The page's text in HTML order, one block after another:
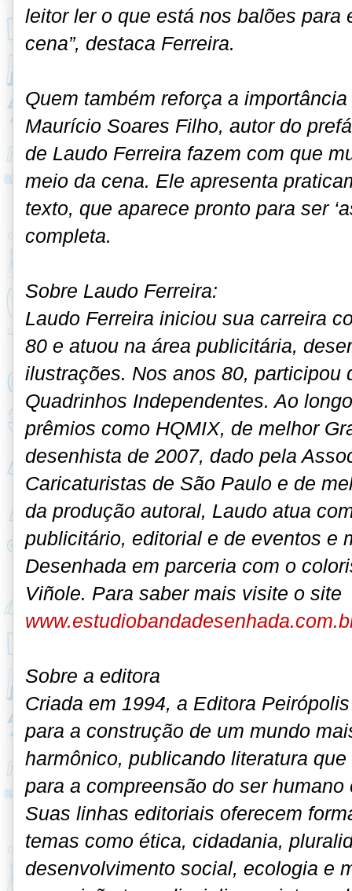
leitor ler o que está nos balões para
cena”, destaca Ferreira.
Quem também reforça a
Maurício Soares Filho, autor do
de Laudo Ferreira fazem com que
meio da cena. Ele apresenta
texto, que aparece pronto para ser
completa.
Sobre Laudo Ferreira:
Laudo Ferreira iniciou sua carreira
80 e atuou na área publicitária,
ilustrações. Nos anos 80, participou
Quadrinhos Independentes. Ao
prêmios como HQMIX, de melhor
desenhista de 2007, dado pela
Caricaturistas de São Paulo e de
da produção autoral, Laudo atua
publicitário, editorial e de eventos e
Desenhada em parceria com o
Viñole. Para saber mais visite o site
Sobre a editora
Criada em 1994, a Editora
para a construção de um mundo
harmônico, publicando literatura
para a compreensão do ser
Suas linhas editoriais oferecem
temas como ética, cidadania,
desenvolvimento social, ecologia e